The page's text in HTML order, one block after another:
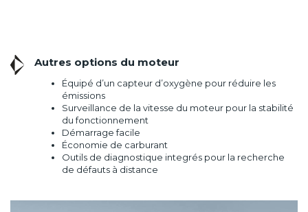
Autres options du moteur
Équipé d’un capteur d’oxygène pour réduire les
émissions
Surveillance de la vitesse du moteur pour la stabilité
du fonctionnement
Démarrage facile
Économie de carburant
Outils de diagnostique integrés pour la recherche
de défauts à distance